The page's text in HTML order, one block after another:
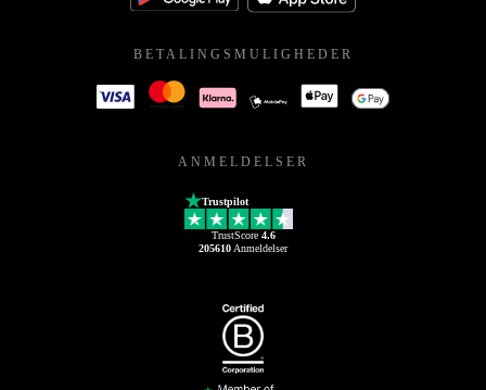
BETALINGSMULIGHEDER
ANMELDELSER
Trustpilot
TrustScore 4.6
205610 Anmeldelser